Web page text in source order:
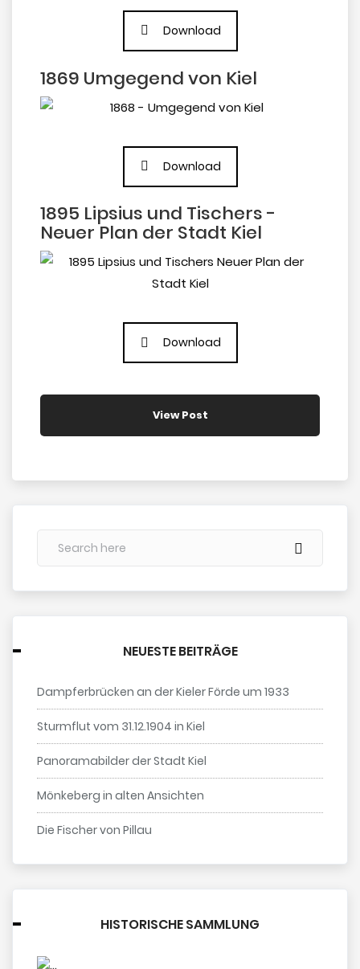
Download
1869 Umgegend von Kiel
Download
1895 Lipsius und Tischers -
Neuer Plan der Stadt Kiel
Download
View Post
NEUESTE BEITRÄGE
Dampferbrücken an der Kieler Förde um 1933
Sturmflut vom 31.12.1904 in Kiel
Panoramabilder der Stadt Kiel
Mönkeberg in alten Ansichten
Die Fischer von Pillau
HISTORISCHE SAMMLUNG